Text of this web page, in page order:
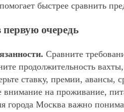
быстрее сравнить
очередь
Сравните
продолжительность
ставку, премии, авансы,
внимание на проживание,
города Москва важно